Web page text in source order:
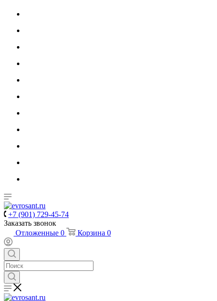
+7 (901) 729-45-74
Заказать звонок
Отложенные 0 Корзина 0